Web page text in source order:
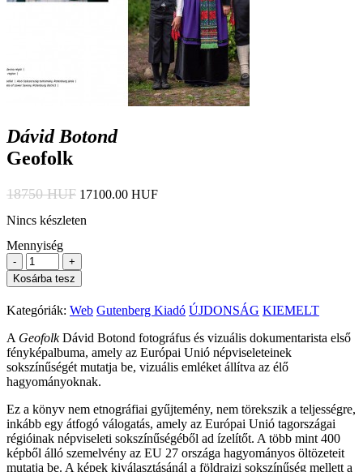
Dávid Botond
Geofolk
18750 HUF 17100.00 HUF
Nincs készleten
Mennyiség
-
+
Kosárba tesz
Kategóriák: Web Gutenberg Kiadó ÚJDONSÁG KIEMELT
A GeofolkDávid Botond fotográfus és vizuális dokumentarista első
fényképalbuma, amely az Európai Unió népviseleteinek
sokszínűségét mutatja be, vizuális emléket állítva az élő
hagyományoknak.
Ez a könyv nem etnográfiai gyűjtemény, nem törekszik a teljességre,
inkább egy átfogó válogatás, amely az Európai Unió tagországai
régióinak népviseleti sokszínűségéből ad ízelítőt. A több mint 400
képből álló szemelvény az EU 27 országa hagyományos öltözeteit
mutatja be. A képek kiválasztásánál a földrajzi sokszínűség mellett a